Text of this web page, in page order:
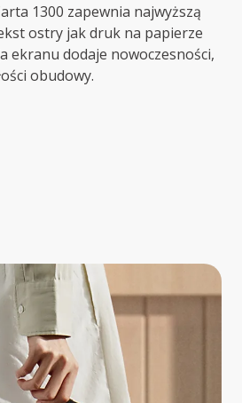
1300 zapewnia najwyższą
ostry jak druk na papierze
ekranu dodaje nowoczesności,
obudowy.